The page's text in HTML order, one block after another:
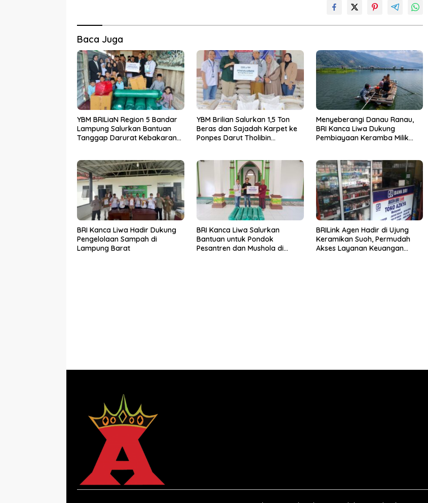
Baca Juga
YBM BRILiaN Region 5 Bandar
Lampung Salurkan Bantuan
Tanggap Darurat Kebakaran
YBM Brilian Salurkan 1,5 Ton
Beras dan Sajadah Karpet ke
Ponpes Darut Tholibin
Menyeberangi Danau Ranau,
BRI Kanca Liwa Dukung
Pembiayaan Keramba Milik
BRI Kanca Liwa Hadir Dukung
Pengelolaan Sampah di
Lampung Barat
BRI Kanca Liwa Salurkan
Bantuan untuk Pondok
Pesantren dan Mushola di
BRILink Agen Hadir di Ujung
Keramikan Suoh, Permudah
Akses Layanan Keuangan